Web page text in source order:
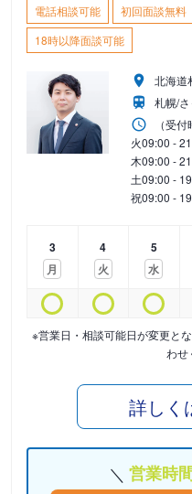
電話相談可能 初回面談無料
18時以降面談可能
北海道
札幌/
（受付
火09:00 -
木09:00 -
土09:00 -
祝09:00 -
3
月
4
火
5
水
※営業日・相談可能日が変更と
わせ
詳しく
営業時